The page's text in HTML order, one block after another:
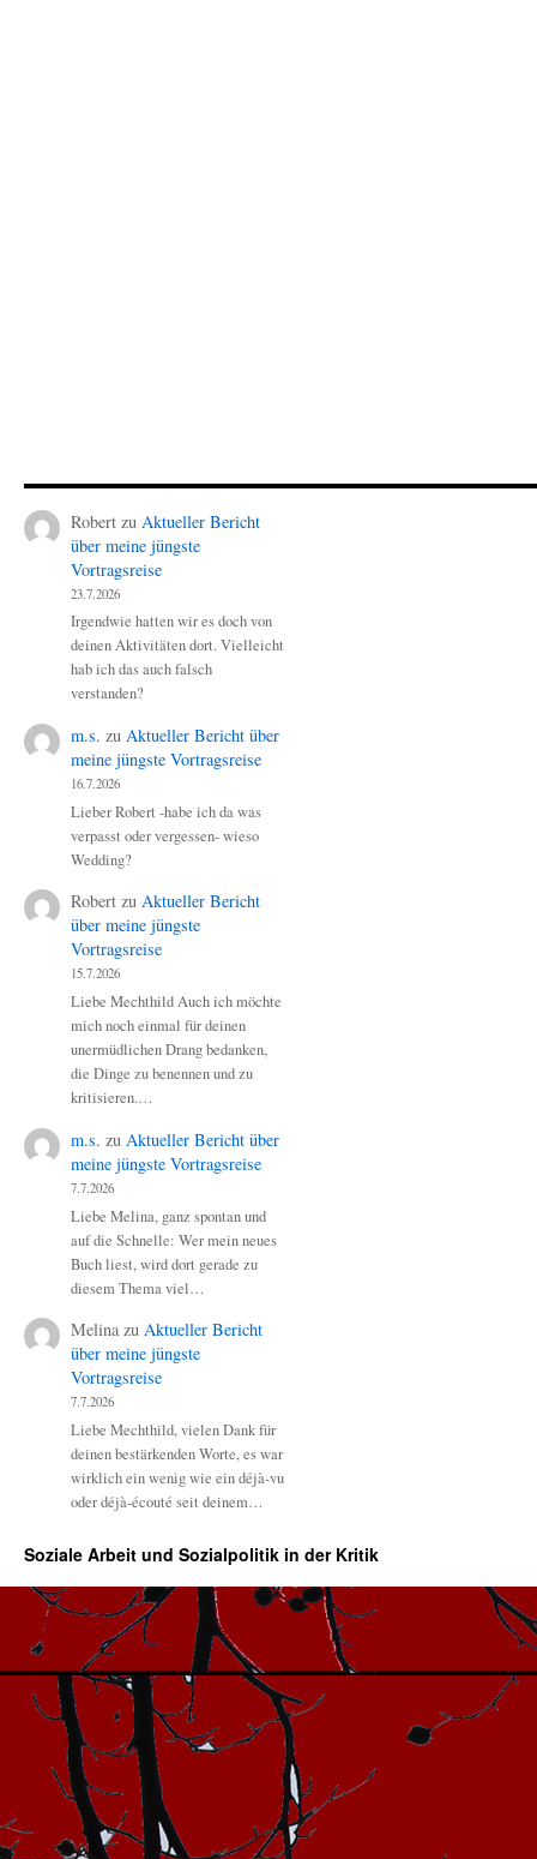
Robert zu Aktueller Bericht
über meine jüngste
Vortragsreise
23.7.2026
Irgendwie hatten wir es doch von
deinen Aktivitäten dort. Vielleicht
hab ich das auch falsch
verstanden?
m.s. zu Aktueller Bericht über
meine jüngste Vortragsreise
16.7.2026
Lieber Robert -habe ich da was
verpasst oder vergessen- wieso
Wedding?
Robert zu Aktueller Bericht
über meine jüngste
Vortragsreise
15.7.2026
Liebe Mechthild Auch ich möchte
mich noch einmal für deinen
unermüdlichen Drang bedanken,
die Dinge zu benennen und zu
kritisieren.…
m.s. zu Aktueller Bericht über
meine jüngste Vortragsreise
7.7.2026
Liebe Melina, ganz spontan und
auf die Schnelle: Wer mein neues
Buch liest, wird dort gerade zu
diesem Thema viel…
Melina zu Aktueller Bericht
über meine jüngste
Vortragsreise
7.7.2026
Liebe Mechthild, vielen Dank für
deinen bestärkenden Worte, es war
wirklich ein wenig wie ein déjà-vu
oder déjà-écouté seit deinem…
Soziale Arbeit und Sozialpolitik in der Kritik